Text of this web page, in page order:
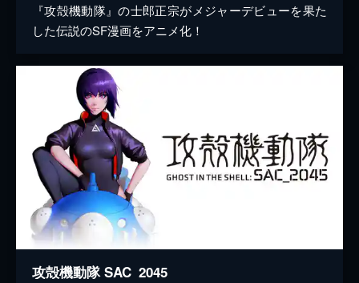
『攻殻機動隊』の士郎正宗がメジャーデビューを果た
した伝説のSF漫画をアニメ化！
攻殻機動隊 SAC_2045